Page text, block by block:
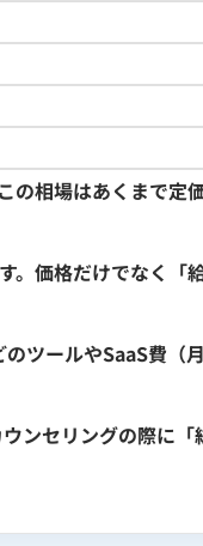
の相場はあくまで定
。価格だけでなく「
ツールやSaaS費（
ンセリングの際に「